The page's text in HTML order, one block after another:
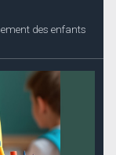
des enfants